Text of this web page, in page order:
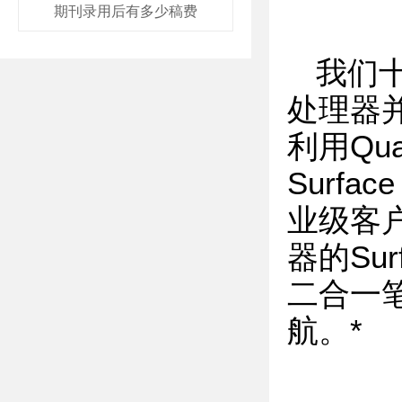
期刊录用后有多少稿费
我们
处理器
利用
业级客
器的
二合一
航。*